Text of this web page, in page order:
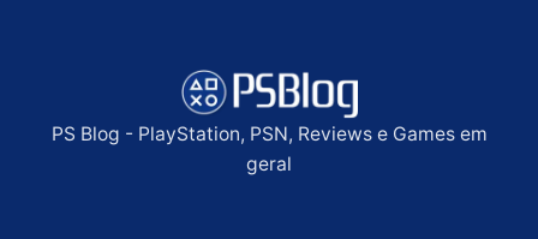
PS Blog - PlayStation, PSN, Reviews e Games em
geral